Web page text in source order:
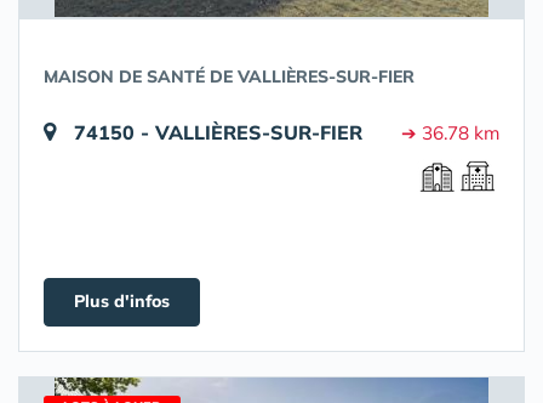
MAISON DE SANTÉ DE VALLIÈRES-SUR-FIER
74150 - VALLIÈRES-SUR-FIER ➔ 36.78 km
Plus d'infos